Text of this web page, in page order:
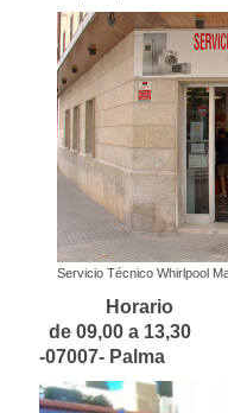
Servicio Técnico Whirlpool
Horario de
de 09,00 a 13,30
-07007- Palma